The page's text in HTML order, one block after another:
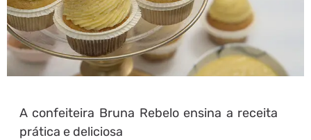
A confeiteira Bruna Rebelo ensina a receita
prática e deliciosa